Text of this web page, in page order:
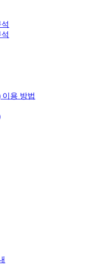
이용 방법